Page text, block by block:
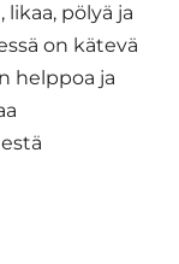
pölyä ja
on kätevä
helppoa ja